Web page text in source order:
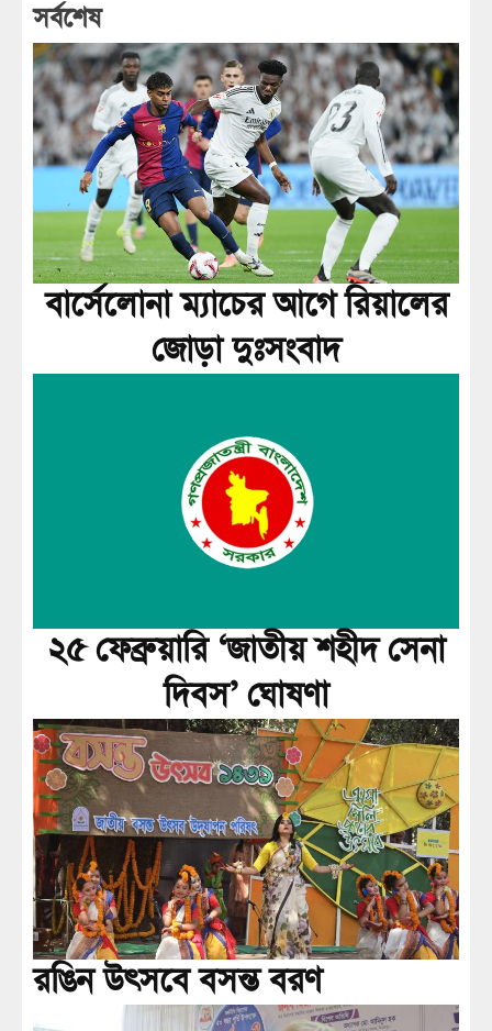
সর্বশেষ
বার্সেলোনা ম্যাচের আগে রিয়ালের
জোড়া দুঃসংবাদ
২৫ ফেব্রুয়ারি ‘জাতীয় শহীদ সেনা
দিবস’ ঘোষণা
রঙিন উৎসবে বসন্ত বরণ